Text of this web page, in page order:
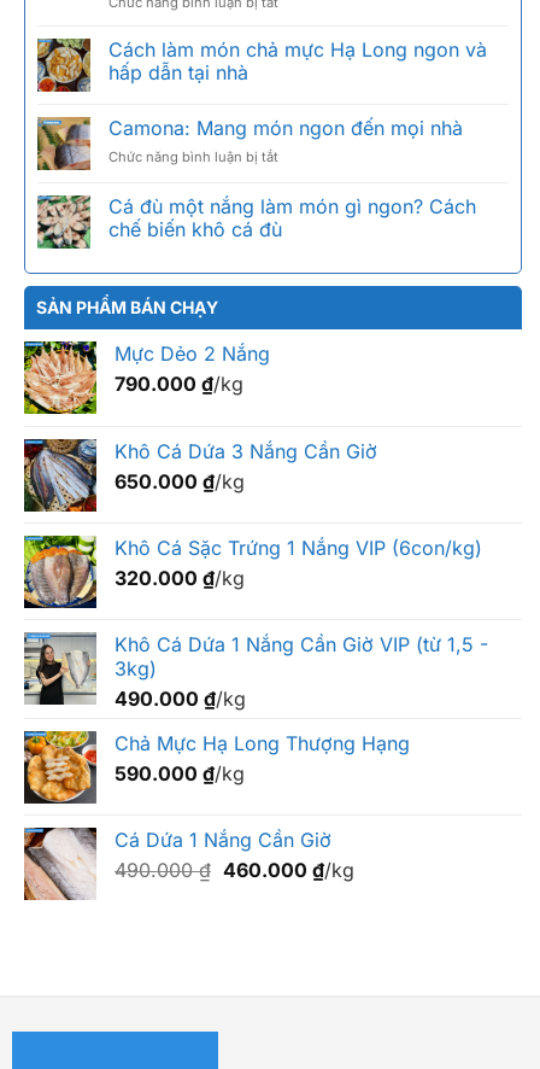
bao
1kg?
Bảng
theo
Sặc
Gì?
Biệt
Bổi,
Sặc
Trứng
Cách làm món chả mực Hạ Long ngon và
hấp dẫn tại nhà
Camona: Mang món ngon đến mọi nhà
Chức năng bình luận bị tắtở
món
ngon
mọi
Cá đù một nắng làm món gì ngon? Cách
chế biến khô cá đù
SẢN PHẨM BÁN CHẠY
Mực Dẻo 2 Nắng
790.000 ₫/kg
Khô Cá Dứa 3 Nắng Cần Giờ
650.000 ₫/kg
Khô Cá Sặc Trứng 1 Nắng VIP (6con/kg)
320.000 ₫/kg
Khô Cá Dứa 1 Nắng Cần Giờ VIP (từ 1,5 -
3kg)
490.000 ₫/kg
Chả Mực Hạ Long Thượng Hạng
590.000 ₫/kg
Cá Dứa 1 Nắng Cần Giờ
490.000₫ Giá
460.000 ₫Giá
/kg